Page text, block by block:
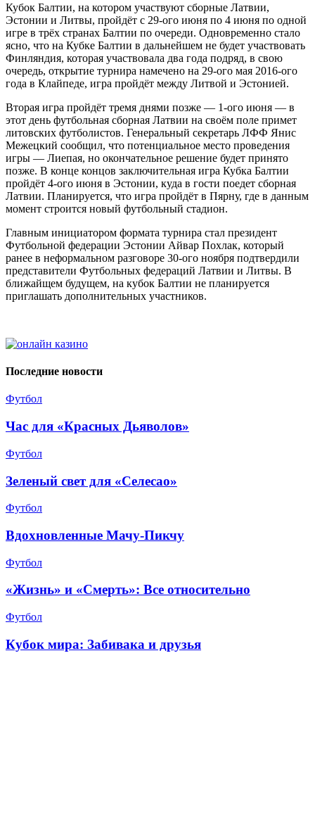
Кубок Балтии, на котором участвуют сборные Латвии,
Эстонии и Литвы, пройдёт с 29-ого июня по 4 июня по одной
игре в трёх странах Балтии по очереди. Одновременно стало
ясно, что на Кубке Балтии в дальнейшем не будет участвовать
Финляндия, которая участвовала два года подряд, в свою
очередь, открытие турнира намечено на 29-ого мая 2016-ого
года в Клайпеде, игра пройдёт между Литвой и Эстонией.
Вторая игра пройдёт тремя днями позже — 1-ого июня — в
этот день футбольная сборная Латвии на своём поле примет
литовских футболистов. Генеральный секретарь ЛФФ Янис
Межецкий сообщил, что потенциальное место проведения
игры — Лиепая, но окончательное решение будет принято
позже. В конце концов заключительная игра Кубка Балтии
пройдёт 4-ого июня в Эстонии, куда в гости поедет сборная
Латвии. Планируется, что игра пройдёт в Пярну, где в данным
момент строится новый футбольный стадион.
Главным инициатором формата турнира стал президент
Футбольной федерации Эстонии Айвар Похлак, который
ранее в неформальном разговоре 30-ого ноября подтвердили
представители Футбольных федераций Латвии и Литвы. В
ближайщем будущем, на кубок Балтии не планируется
приглашать дополнительных участников.
Последние новости
Футбол
Час для «Красных Дьяволов»
Футбол
Зеленый свет для «Селесао»
Футбол
Вдохновленные Мачу-Пикчу
Футбол
«Жизнь» и «Смерть»: Все относительно
Футбол
Кубок мира: Забивака и друзья